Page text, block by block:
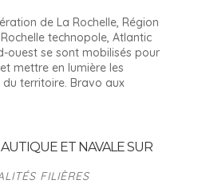
de La Rochelle, Région
technopole, Atlantic
ouest se sont mobilisés pour
mettre en lumière les
territoire. Bravo aux
ET NAVALE SUR
FILIÈRES